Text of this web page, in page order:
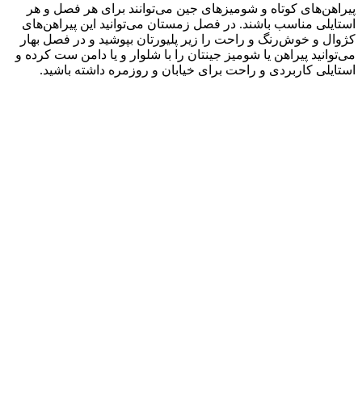
پیراهن‌های کوتاه و شومیزهای جین می‌توانند برای هر فصل و هر
استایلی مناسب باشند. در فصل زمستان می‌توانید این پیراهن‌های
کژوال و خوش‌رنگ و راحت را زیر پلیورتان بپوشید و در فصل بهار
می‌توانید پیراهن یا شومیز جینتان را با شلوار و یا دامن ست کرده و
استایلی کاربردی و راحت برای خیابان و روزمره داشته باشید.